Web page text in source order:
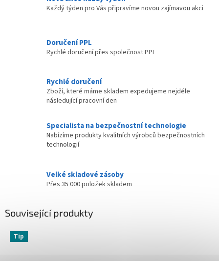
Každý týden pro Vás připravíme novou zajímavou akci
Doručení PPL
Rychlé doručení přes společnost PPL
Rychlé doručení
Zboží, které máme skladem expedujeme nejdéle
následující pracovní den
Specialista na bezpečnostní technologie
Nabízíme produkty kvalitních výrobců bezpečnostních
technologií
Velké skladové zásoby
Přes 35 000 položek skladem
Související produkty
Tip